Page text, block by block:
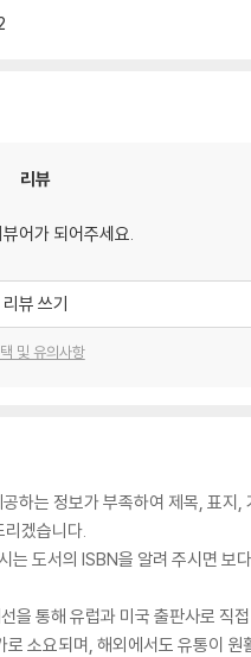
리뷰
어가 되어주세요.
리뷰 쓰기
및 유의사항
하는 정보가 부족하여 제목, 표
리겠습니다.
는 도서의 ISBN을 알려 주시면 보
을 통해 유럽과 미국 출판사로 직
소요되며, 해외에서도 유통이 원